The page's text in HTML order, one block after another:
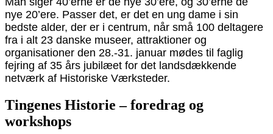
nye 20’ere. Passer det, er det en ung dame i sin
bedste alder, der er i centrum, når små 100 deltagere
fra i alt 23 danske museer, attraktioner og
organisationer den 28.-31. januar mødes til faglig
fejring af 35 års jubilæet for det landsdækkende
netværk af Historiske Værksteder.
Tingenes Historie – foredrag og
workshops